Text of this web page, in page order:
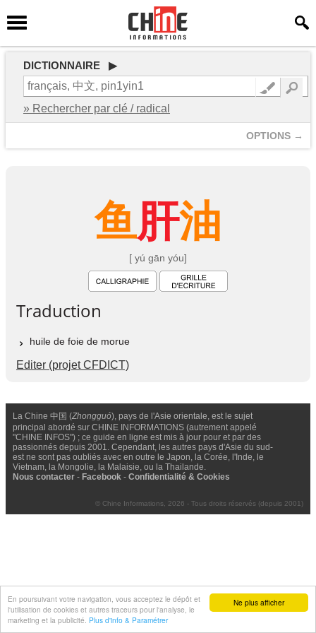
Ne plus afficher
En poursuivant votre navigation, vous acceptez le dépôt et
l'utilisation de cookies et autres traceurs pour l'analyse, le
marketing et la publicité. Plus d'info & Paramétrer
DICTIONNAIRE ▶
» Rechercher par clé / radical
OPTIONS →
鱼肝油
[ yú gān yóu]
Traduction
huile de foie de morue
Editer (projet CFDICT)
La Chine 中国 (Zhongguó), pays de l'Asie orientale, est le sujet
principal abordé sur CHINE INFORMATIONS (autrement appelé
"CHINE INFOS") ; ce guide en ligne est mis à jour pour et par des
passionnés depuis 2001. Cependant, les autres pays d'Asie du sud-
est ne sont pas oubliés avec en outre le Japon, la Corée, l'Inde, le
Vietnam, la Mongolie, la Malaisie, ou la Thailande.
Nous contacter - Facebook - Confidentialité & Cookies
© Chine Informations, 2026 - Tous droits réservés (depuis 2001)